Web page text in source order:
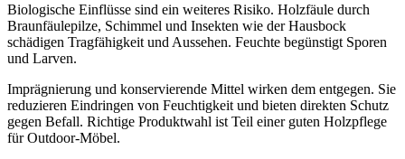
Biologische Einflüsse sind ein weiteres Risiko. Holzfäule durch
Braunfäulepilze, Schimmel und Insekten wie der Hausbock
schädigen Tragfähigkeit und Aussehen. Feuchte begünstigt Sporen
und Larven.
Imprägnierung und konservierende Mittel wirken dem entgegen. Sie
reduzieren Eindringen von Feuchtigkeit und bieten direkten Schutz
gegen Befall. Richtige Produktwahl ist Teil einer guten Holzpflege
für Outdoor-Möbel.